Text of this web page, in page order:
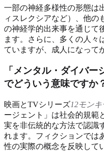
一部の神経多様性の形態は
ィスレクシアなど）、他の
の神経学的出来事を通じて
ます。さらに、多くの人々
ていますが、成人になって
「メンタル・ダイバ
でどういう意味ですか
映画とTVシリーズ12モン
ージェント」は社会的規
実を非伝統的な方法で認識
れます。フィクションでは
性の実際の概念を反映して